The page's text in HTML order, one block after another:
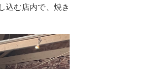
込む店内で、焼き